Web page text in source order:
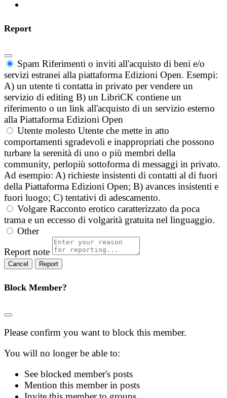
Report
Spam Riferimenti o inviti all'acquisto di beni e/o
servizi estranei alla piattaforma Edizioni Open. Esempi:
A) un utente ti contatta in privato per vendere un
servizio di editing B) un LibriCK contiene un
riferimento o un link all'acquisto di un servizio esterno
alla Piattaforma Edizioni Open
Utente molesto Utente che mette in atto
comportamenti sgradevoli e inappropriati che possono
turbare la serenità di uno o più membri della
community, perlopiù sottoforma di messaggi in privato.
Ad esempio: A) richieste insistenti di contatti al di fuori
della Piattaforma Edizioni Open; B) avances insistenti e
fuori luogo; C) tentativi di adescamento.
Volgare Racconto erotico caratterizzato da poca
trama e un eccesso di volgarità gratuita nel linguaggio.
Other
Report note
Report
Block Member?
Please confirm you want to block this member.
You will no longer be able to:
See blocked member's posts
Mention this member in posts